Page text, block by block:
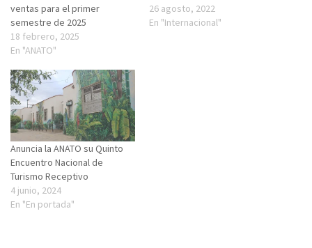
ventas para el primer
semestre de 2025
18 febrero, 2025
En "ANATO"
26 agosto, 2022
En "Internacional"
Anuncia la ANATO su Quinto
Encuentro Nacional de
Turismo Receptivo
4 junio, 2024
En "En portada"